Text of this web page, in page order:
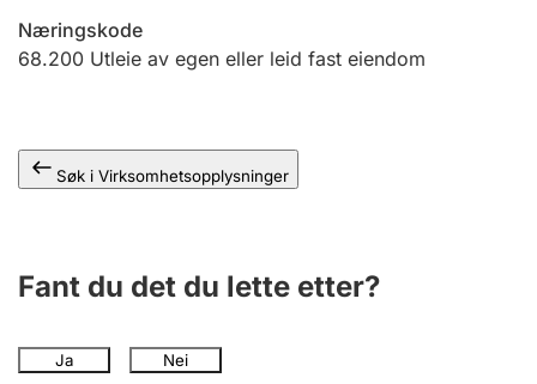
Offentlig sektor
Næringskode
68.200 Utleie av egen eller leid fast eiendom
Søk i Virksomhetsopplysninger
Fant du det du lette etter?
Ja Nei